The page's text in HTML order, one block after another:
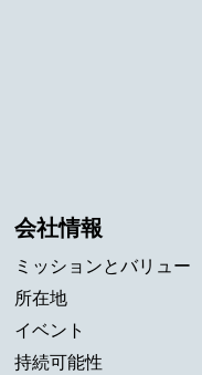
会社情報
ミッションとバリュー
所在地
イベント
持続可能性